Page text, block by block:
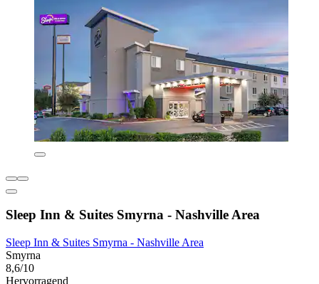
Sleep Inn & Suites Smyrna - Nashville Area
Sleep Inn & Suites Smyrna - Nashville Area
Smyrna
8,6/10
Hervorragend